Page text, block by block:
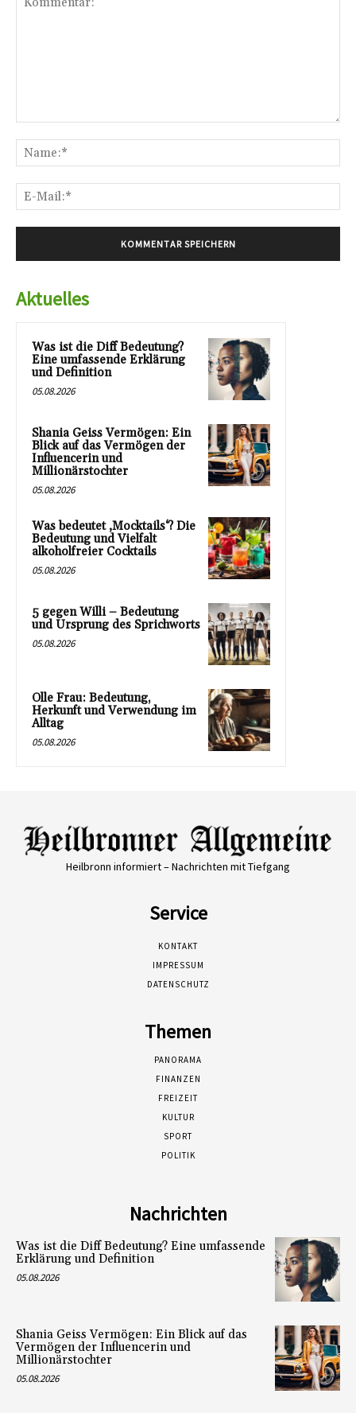
Aktuelles
Was ist die Diff Bedeutung?
Eine umfassende Erklärung
und Definition
05.08.2026
Shania Geiss Vermögen: Ein
Blick auf das Vermögen der
Influencerin und
Millionärstochter
05.08.2026
Was bedeutet ‚Mocktails‘? Die
Bedeutung und Vielfalt
alkoholfreier Cocktails
05.08.2026
5 gegen Willi – Bedeutung
und Ursprung des Sprichworts
05.08.2026
Olle Frau: Bedeutung,
Herkunft und Verwendung im
Alltag
05.08.2026
Heilbronn informiert – Nachrichten mit Tiefgang
Service
KONTAKT
IMPRESSUM
DATENSCHUTZ
Themen
PANORAMA
FINANZEN
FREIZEIT
KULTUR
SPORT
POLITIK
Nachrichten
Was ist die Diff Bedeutung? Eine umfassende
Erklärung und Definition
05.08.2026
Shania Geiss Vermögen: Ein Blick auf das
Vermögen der Influencerin und
Millionärstochter
05.08.2026